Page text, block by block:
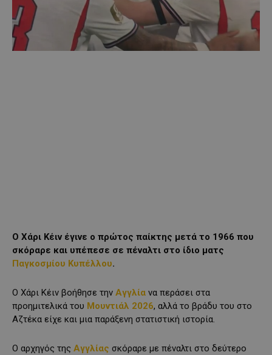
Ο Χάρι Κέιν έγινε ο πρώτος παίκτης μετά το 1966 που
σκόραρε και υπέπεσε σε πέναλτι στο ίδιο ματς
Παγκοσμίου Κυπέλλου.
Ο Χάρι Κέιν βοήθησε την Αγγλία να περάσει στα
προημιτελικά του Μουντιάλ 2026, αλλά το βράδυ του στο
Αζτέκα είχε και μια παράξενη στατιστική ιστορία.
Ο αρχηγός της Αγγλίας σκόραρε με πέναλτι στο δεύτερο